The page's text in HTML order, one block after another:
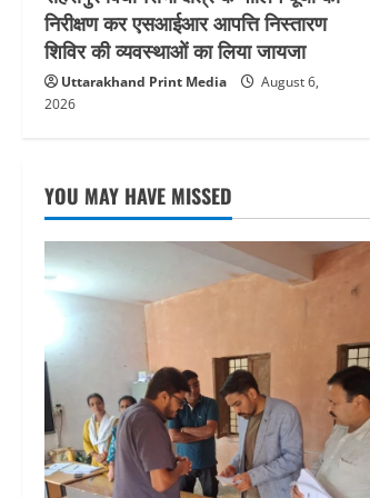
निरीक्षण कर एसआईआर आपत्ति निस्तारण
शिविर की व्यवस्थाओं का लिया जायजा
Uttarakhand Print Media
August 6,
2026
YOU MAY HAVE MISSED